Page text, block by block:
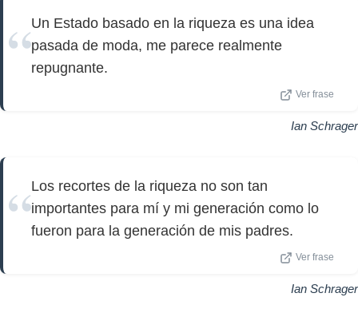
Un Estado basado en la riqueza es una idea
pasada de moda, me parece realmente
repugnante.
Ver frase
Ian Schrager
Los recortes de la riqueza no son tan
importantes para mí y mi generación como lo
fueron para la generación de mis padres.
Ver frase
Ian Schrager